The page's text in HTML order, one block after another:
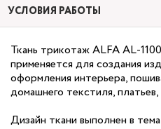
УСЛОВИЯ РАБОТЫ
Ткань трикотаж ALFA AL-
применяется для создания
оформления интерьера,
домашнего текстиля,
Дизайн ткани выполнен в